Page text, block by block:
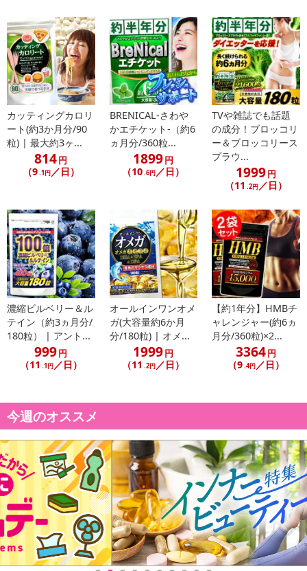
その他ユーグレナに含まれる
豊富な栄養の数々をご覧下さい
【59種の栄養素】
----------------------------------
アミノ酸+その他（22種類）
バリン、ロイシン、イソロイシン、アラニン、アルギニン、リジ
ン、アスパラギン酸、グルタミン酸、プロリン、スレオニン、メチ
オニン、フェニルアラニン、ヒスチジン、チロシン、トリプトファ
ン、グリシン、セリン、シスチン、パラミロン、GABA、スペルミ
ジン、プトレッシン
ビタミン（11種類）
β-カロテン、ビタミンB1、ビタミンB2、ビタミンB6、ビタミンB1
2、ビタミンE、
ビタミンK1、ナイアシン、パントテン酸、ビオチン、葉酸
----------------------------------
ミネラル（9種類）
亜鉛、リン、カルシウム、マグネシウム、ナトリウム、カリウム、
鉄、マンガン、銅
----------------------------------
不飽和脂肪酸（17種類）
ドコサヘキサエン酸、エイコサペンタエン酸、パルミトレイン酸、
酸、アラキドン酸、ドコサテトラエン酸、ドコサペンタエン酸など
----------------------------------
《他とはココが違うポイント》
“ユーグレナの中でも特に「パラミロン」が豊富な素材を使用”
特殊な製法により光合成をおこなわせない事で特有成分「パラミロ
ン」の含有量を飛躍的に高めることに成功した「特別なユーグレ
ナ」を使用。
より希少なパラミロンを効率よく摂取する事で期待を高めことがで
きるようになっています。
カッティングカロリ
ート(約3か月分/90
粒) | 最大約3ヶ...
814円
（9.1円／日）
BRENICAL-さわや
かエチケット-（約6
ヵ月分/360粒...
1899円
（10.6円／日）
TVや雑誌でも話題
の成分！ブロッコリ
ー＆ブロッコリース
プラウ...
1999円
（11 .2円／日）
濃縮ビルベリー＆ル
テイン（約3ヵ月分/
180粒） | アント...
999円
（11 .1円／日）
オールインワンオメ
ガ(大容量約6か月
分/180粒) | オメ...
1999円
（11 .2円／日）
【約1年分】HMBチ
ャレンジャー(約6ヵ
月分/360粒)×2...
3364円
（9.4円／日）
今週のオススメ